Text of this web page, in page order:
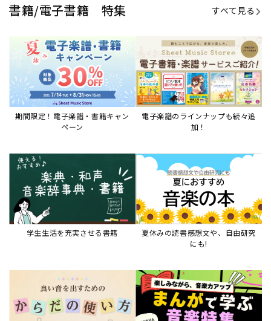
書籍/電子書籍 特集 すべて見る
期間限定！電子楽譜・書籍キャン
ペーン
電子楽譜のラインナップも続々追
加！
学生生活を充実させる書籍
夏休みの読書感想文や、自由研究
にも!